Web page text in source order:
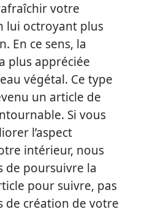
votre
lui octroyant plus
En ce sens, la
plus appréciée
végétal. Ce type
un article de
Si vous
l’aspect
intérieur, nous
de poursuivre la
pour suivre, pas
de création de votre